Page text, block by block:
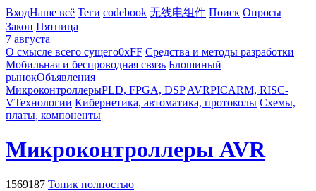
ВходНаше всё Теги codebook 无线电组件 Поиск Опросы
Закон Пятница
7 августа
О смысле всего сущего0xFF Средства и методы разработки
Мобильная и беспроводная связь Блошиный
рынокОбъявления
МикроконтроллерыPLD, FPGA, DSP AVRPICARM, RISC-
VТехнологии Кибернетика, автоматика, протоколы Схемы,
платы, компоненты
Микроконтроллеры AVR
1569187 Топик полностью